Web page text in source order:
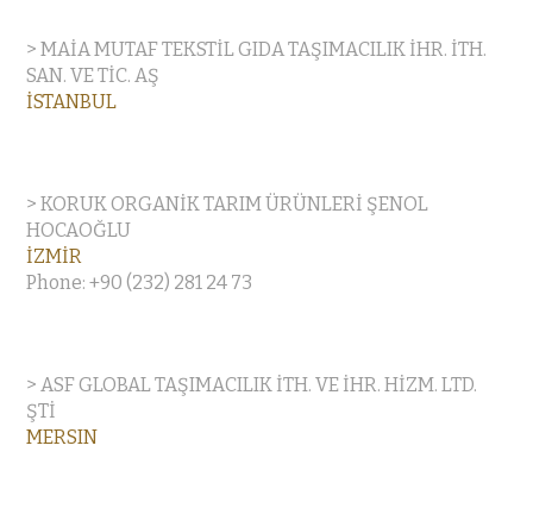
> MAİA MUTAF TEKSTİL GIDA TAŞIMACILIK İHR. İTH.
SAN. VE TİC. AŞ
İSTANBUL
> KORUK ORGANİK TARIM ÜRÜNLERİ ŞENOL
HOCAOĞLU
İZMİR
Phone: +90 (232) 281 24 73
> ASF GLOBAL TAŞIMACILIK İTH. VE İHR. HİZM. LTD.
ŞTİ
MERSIN